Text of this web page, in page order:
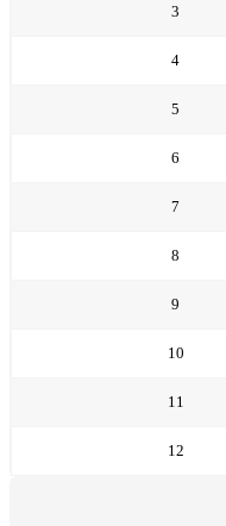
3
4
5
6
7
8
9
10
11
12